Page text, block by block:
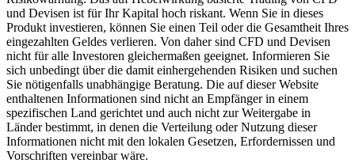
und Devisen ist für Ihr Kapital hoch riskant. Wenn Sie in dieses
Produkt investieren, können Sie einen Teil oder die Gesamtheit Ihres
eingezahlten Geldes verlieren. Von daher sind CFD und Devisen
nicht für alle Investoren gleichermaßen geeignet. Informieren Sie
sich unbedingt über die damit einhergehenden Risiken und suchen
Sie nötigenfalls unabhängige Beratung. Die auf dieser Website
enthaltenen Informationen sind nicht an Empfänger in einem
spezifischen Land gerichtet und auch nicht zur Weitergabe in
Länder bestimmt, in denen die Verteilung oder Nutzung dieser
Informationen nicht mit den lokalen Gesetzen, Erfordernissen und
Vorschriften vereinbar wäre.